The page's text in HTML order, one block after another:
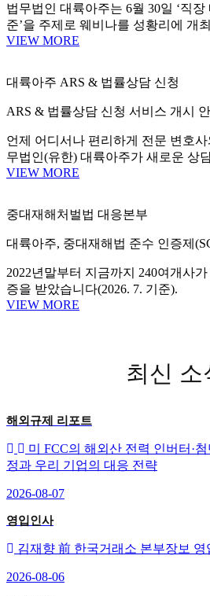
법무법인 대륙아주는 6월 30일 ‘직장
준’을 주제로 웨비나를 성황리에 개
VIEW MORE
대륙아주 ARS & 법률상담 신청
ARS & 법률상담 신청 서비스 개시
언제 어디서나 편리하게 전문 변호
무법인(유한) 대륙아주가 새로운 상
VIEW MORE
중대재해처벌법 대응본부
대륙아주, 중대재해법 준수 인증제
2022년말부터 지금까지 240여개사
증을 받았습니다(2026. 7. 기준).
VIEW MORE
최신 소
해외규제 리포트
미 FCC의 해외산 전력 인버터·첨
정과 우리 기업의 대응 전략
2026-08-07
영입인사
김재향 前 한국거래소 본부장보 영
2026-08-06